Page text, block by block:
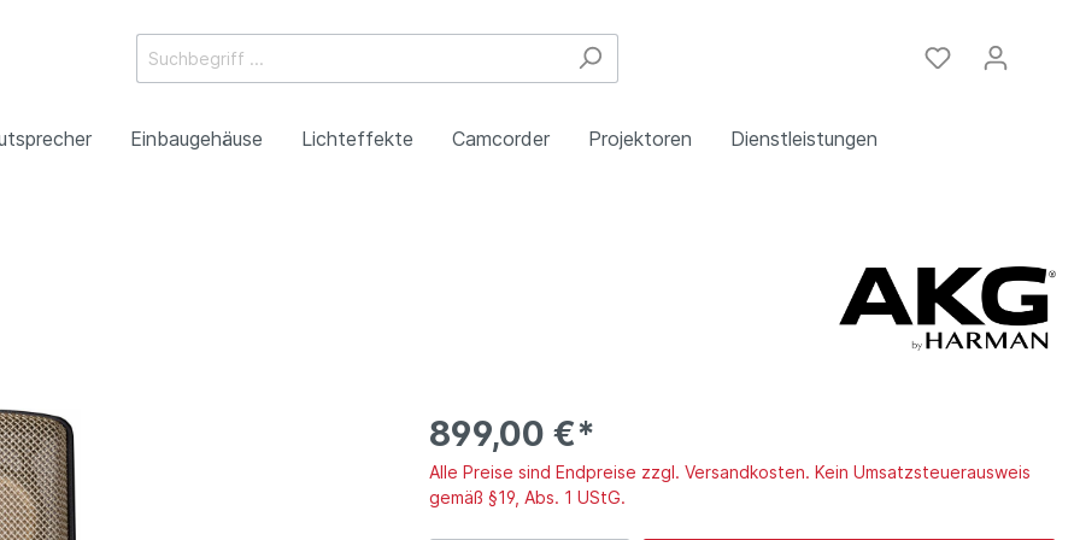
Einbaugehäuse Lichteffekte Camcorder Projektoren Dienstleistungen
Festinstallation
Steuergeräte
899,00 €*
Alle Preise sind Endpreise zzgl. Versandkosten. Kein Umsatzsteuerausweis
gemäß §19, Abs. 1 UStG.